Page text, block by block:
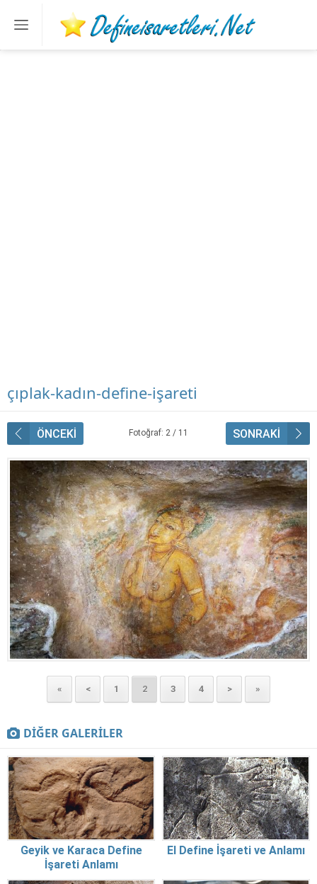
çıplak-kadın-define-işareti
ÖNCEKİ Fotoğraf: 2 / 11 SONRAKİ
« < 1 2 3 4 > »
DİĞER GALERİLER
Geyik ve Karaca Define
İşareti Anlamı
El Define İşareti ve Anlamı